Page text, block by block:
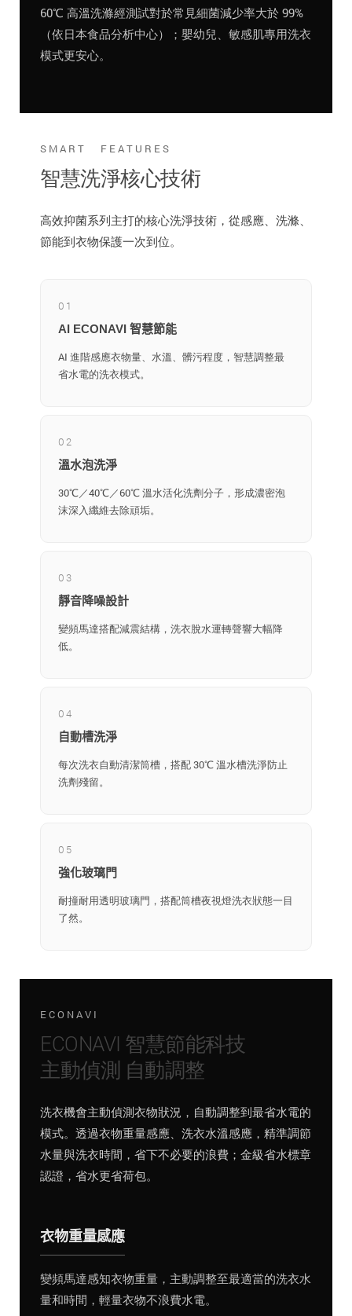
60℃ 高溫洗滌經測試對於常見細菌減少率大於 99%
（依日本食品分析中心）；嬰幼兒、敏感肌專用洗衣
模式更安心。
SMART FEATURES
智慧洗淨核心技術
高效抑菌系列主打的核心洗淨技術，從感應、洗滌、
節能到衣物保護一次到位。
01
AI ECONAVI 智慧節能
AI 進階感應衣物量、水溫、髒污程度，智慧調整最
省水電的洗衣模式。
02
溫水泡洗淨
30℃／40℃／60℃ 溫水活化洗劑分子，形成濃密泡
沫深入纖維去除頑垢。
03
靜音降噪設計
變頻馬達搭配減震結構，洗衣脫水運轉聲響大幅降
低。
04
自動槽洗淨
每次洗衣自動清潔筒槽，搭配 30℃ 溫水槽洗淨防止
洗劑殘留。
05
強化玻璃門
耐撞耐用透明玻璃門，搭配筒槽夜視燈洗衣狀態一目
了然。
ECONAVI
ECONAVI 智慧節能科技
主動偵測 自動調整
洗衣機會主動偵測衣物狀況，自動調整到最省水電的
模式。透過衣物重量感應、洗衣水溫感應，精準調節
水量與洗衣時間，省下不必要的浪費；金級省水標章
認證，省水更省荷包。
衣物重量感應
變頻馬達感知衣物重量，主動調整至最適當的洗衣水
量和時間，輕量衣物不浪費水電。